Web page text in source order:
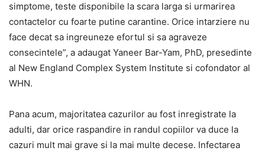
simptome, teste disponibile la scara larga si urmarirea
contactelor cu foarte putine carantine. Orice intarziere nu
face decat sa ingreuneze efortul si sa agraveze
consecintele”, a adaugat Yaneer Bar-Yam, PhD, presedinte
al New England Complex System Institute si cofondator al
WHN.
Pana acum, majoritatea cazurilor au fost inregistrate la
adulti, dar orice raspandire in randul copiilor va duce la
cazuri mult mai grave si la mai multe decese. Infectarea